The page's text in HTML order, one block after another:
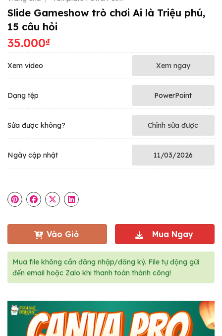
Slide Gameshow trò chơi Ai là Triệu phú,
15 câu hỏi
35.000₫
Xem video Xem ngay
Dạng tệp PowerPoint
Sửa được không? Chỉnh sửa được
Ngày cập nhật 11/03/2026
Vào Giỏ Mua Ngay
Mua file không cần đăng nhập/đăng ký. File tự động gửi
đến email hoặc Zalo khi thanh toán thành công!